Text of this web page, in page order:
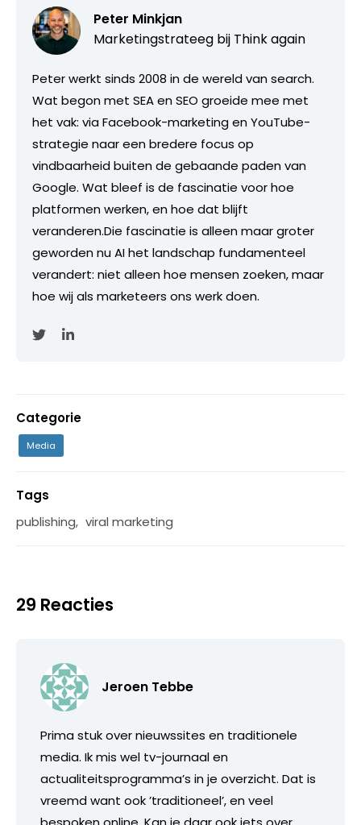
Peter Minkjan
Marketingstrateeg bij Think again
Peter werkt sinds 2008 in de wereld van search.
Wat begon met SEA en SEO groeide mee met
het vak: via Facebook-marketing en YouTube-
strategie naar een bredere focus op
vindbaarheid buiten de gebaande paden van
Google. Wat bleef is de fascinatie voor hoe
platformen werken, en hoe dat blijft
veranderen.Die fascinatie is alleen maar groter
geworden nu AI het landschap fundamenteel
verandert: niet alleen hoe mensen zoeken, maar
hoe wij als marketeers ons werk doen.
Categorie
Media
Tags
publishing, viral marketing
29 Reacties
Jeroen Tebbe
Prima stuk over nieuwssites en traditionele
media. Ik mis wel tv-journaal en
actualiteitsprogramma’s in je overzicht. Dat is
vreemd want ook ’traditioneel’, en veel